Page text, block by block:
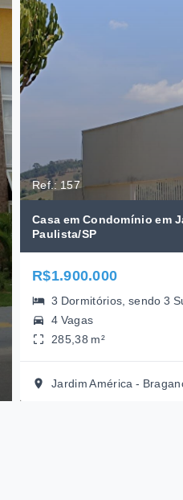
Ref.: 157
Casa em Condomínio em
Paulista/SP
R$1.900.000
3 Dormitórios, sendo 3
4 Vagas
285,38 m²
Jardim América -